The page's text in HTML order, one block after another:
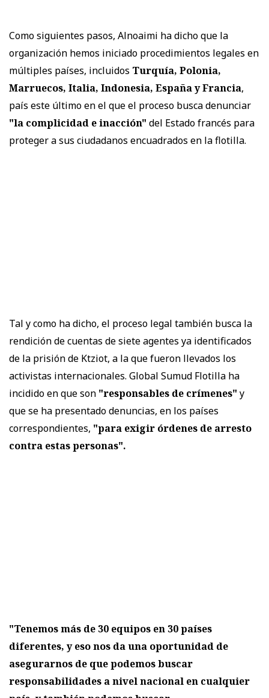
Como siguientes pasos, Alnoaimi ha dicho que la
organización hemos iniciado procedimientos legales en
múltiples países, incluidos Turquía, Polonia,
Marruecos, Italia, Indonesia, España y Francia,
país este último en el que el proceso busca denunciar
"la complicidad e inacción" del Estado francés para
proteger a sus ciudadanos encuadrados en la flotilla.
Tal y como ha dicho, el proceso legal también busca la
rendición de cuentas de siete agentes ya identificados
de la prisión de Ktziot, a la que fueron llevados los
activistas internacionales. Global Sumud Flotilla ha
incidido en que son "responsables de crímenes" y
que se ha presentado denuncias, en los países
correspondientes, "para exigir órdenes de arresto
contra estas personas".
"Tenemos más de 30 equipos en 30 países
diferentes, y eso nos da una oportunidad de
asegurarnos de que podemos buscar
responsabilidades a nivel nacional en cualquier